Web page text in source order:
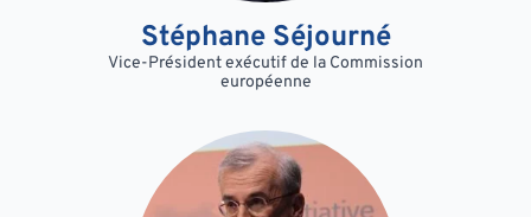
Stéphane Séjourné
Vice-Président exécutif de la Commission
européenne